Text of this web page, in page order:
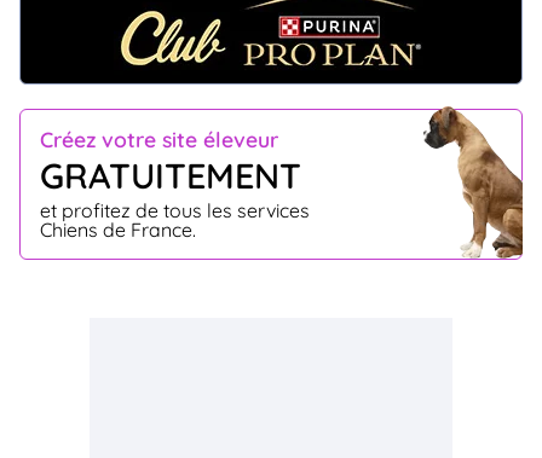
Créez votre site éleveur
GRATUITEMENT
et profitez de tous les services
Chiens de France.